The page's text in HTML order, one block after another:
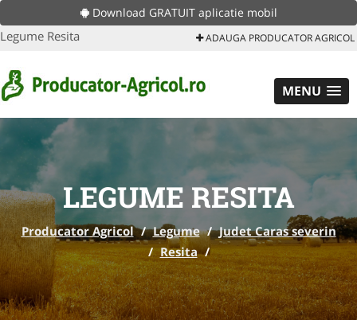
Download GRATUIT aplicatie mobil
Legume Resita ADAUGA PRODUCATOR AGRICOL
MENU
LEGUME RESITA
Producator Agricol / Legume / Judet Caras severin
/ Resita /